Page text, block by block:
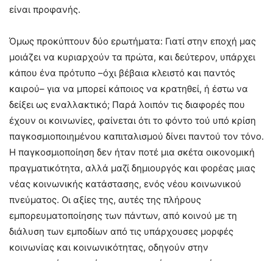
είναι προφανής.
Όμως προκύπτουν δύο ερωτήματα: Γιατί στην εποχή μας
μοιάζει να κυριαρχούν τα πρώτα, και δεύτερον, υπάρχει
κάπου ένα πρότυπο –όχι βέβαια κλειστό και παντός
καιρού– για να μπορεί κάποιος να κρατηθεί, ή έστω να
δείξει ως εναλλακτικό; Παρά λοιπόν τις διαφορές που
έχουν οι κοινωνίες, φαίνεται ότι το φόντο τού υπό κρίση
παγκοσμιοποιημένου καπιταλισμού δίνει παντού τον τόνο.
Η παγκοσμιοποίηση δεν ήταν ποτέ μια σκέτα οικονομική
πραγματικότητα, αλλά μαζί δημιουργός και φορέας μιας
νέας κοινωνικής κατάστασης, ενός νέου κοινωνικού
πνεύματος. Οι αξίες της, αυτές της πλήρους
εμπορευματοποίησης των πάντων, από κοινού με τη
διάλυση των εμποδίων από τις υπάρχουσες μορφές
κοινωνίας και κοινωνικότητας, οδηγούν στην